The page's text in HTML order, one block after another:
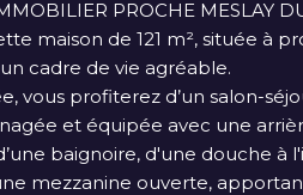
PROCHE MESLAY
maison de 121 m², située à
cadre de vie agréable.
vous profiterez d’un salon-
et équipée avec une
baignoire, d'une douche
mezzanine ouverte,